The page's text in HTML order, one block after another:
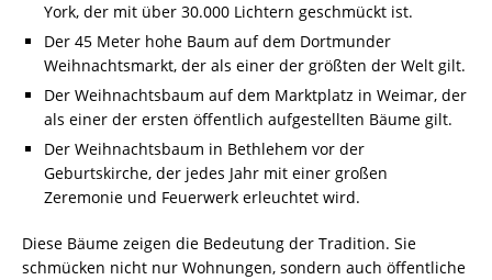
York, der mit über 30.000 Lichtern geschmückt ist.
Der 45 Meter hohe Baum auf dem Dortmunder
Weihnachtsmarkt, der als einer der größten der Welt gilt.
Der Weihnachtsbaum auf dem Marktplatz in Weimar, der
als einer der ersten öffentlich aufgestellten Bäume gilt.
Der Weihnachtsbaum in Bethlehem vor der
Geburtskirche, der jedes Jahr mit einer großen
Zeremonie und Feuerwerk erleuchtet wird.
Diese Bäume zeigen die Bedeutung der Tradition. Sie
schmücken nicht nur Wohnungen, sondern auch öffentliche